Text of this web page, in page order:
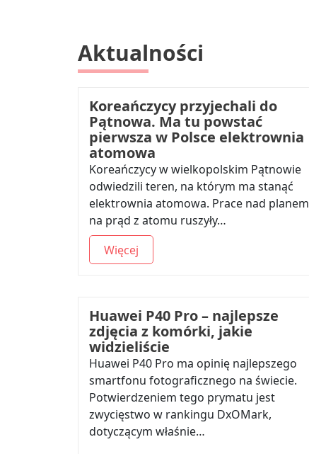
Aktualności
Koreańczycy przyjechali do
Pątnowa. Ma tu powstać
pierwsza w Polsce elektrownia
atomowa
Koreańczycy w wielkopolskim Pątnowie
odwiedzili teren, na którym ma stanąć
elektrownia atomowa. Prace nad planem
na prąd z atomu ruszyły…
Więcej
Huawei P40 Pro – najlepsze
zdjęcia z komórki, jakie
widzieliście
Huawei P40 Pro ma opinię najlepszego
smartfonu fotograficznego na świecie.
Potwierdzeniem tego prymatu jest
zwycięstwo w rankingu DxOMark,
dotyczącym właśnie…